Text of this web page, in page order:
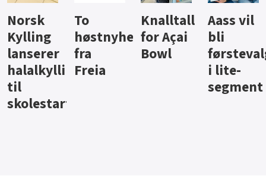
Knalltall
for Açai
Bowl
Aass vil
bli
førstevalg
i lite-
Brus og
jus fra
Berentsen
Hard
iste fra
Hansa